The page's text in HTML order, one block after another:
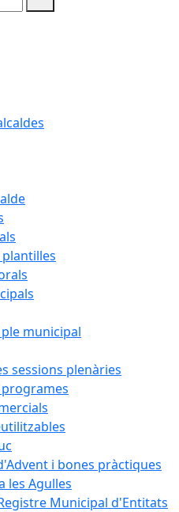
municipal
sessions plenàries
programes
i bones pràctiques
les Agulles
Municipal d'Entitats